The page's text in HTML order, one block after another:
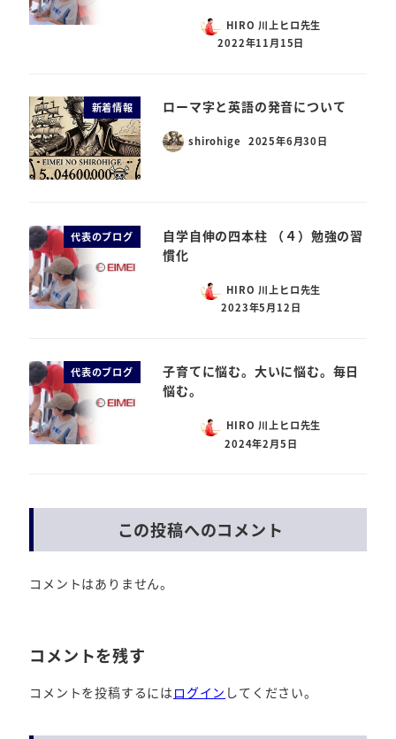
HIRO 川上ヒロ先生
2022年11月15日
新着情報 ローマ字と英語の発音について
shirohige 2025年6月30日
代表のブログ
自学自伸の四本柱 （４）勉強の習
慣化
HIRO 川上ヒロ先生
2023年5月12日
代表のブログ
子育てに悩む。大いに悩む。毎日
悩む。
HIRO 川上ヒロ先生
2024年2月5日
この投稿へのコメント
コメントはありません。
コメントを残す
コメントを投稿するには ログイン してください。